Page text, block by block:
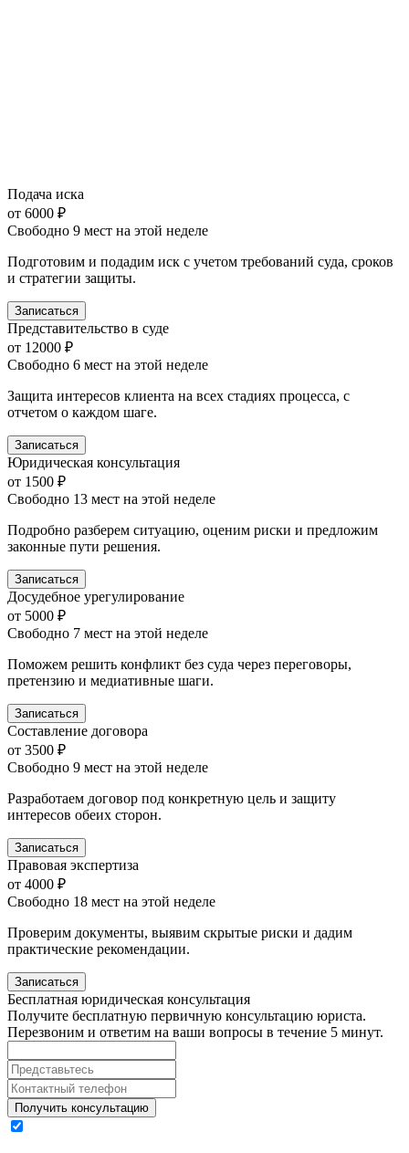
Подача иска
от 6000 ₽
Свободно 9 мест на этой неделе
Подготовим и подадим иск с учетом требований суда, сроков
и стратегии защиты.
Записаться
Представительство в суде
от 12000 ₽
Свободно 6 мест на этой неделе
Защита интересов клиента на всех стадиях процесса, с
отчетом о каждом шаге.
Записаться
Юридическая консультация
от 1500 ₽
Свободно 13 мест на этой неделе
Подробно разберем ситуацию, оценим риски и предложим
законные пути решения.
Записаться
Досудебное урегулирование
от 5000 ₽
Свободно 7 мест на этой неделе
Поможем решить конфликт без суда через переговоры,
претензию и медиативные шаги.
Записаться
Составление договора
от 3500 ₽
Свободно 9 мест на этой неделе
Разработаем договор под конкретную цель и защиту
интересов обеих сторон.
Записаться
Правовая экспертиза
от 4000 ₽
Свободно 18 мест на этой неделе
Проверим документы, выявим скрытые риски и дадим
практические рекомендации.
Записаться
Бесплатная юридическая консультация
Получите бесплатную первичную консультацию юриста.
Перезвоним и ответим на ваши вопросы в течение 5 минут.
Получить консультацию